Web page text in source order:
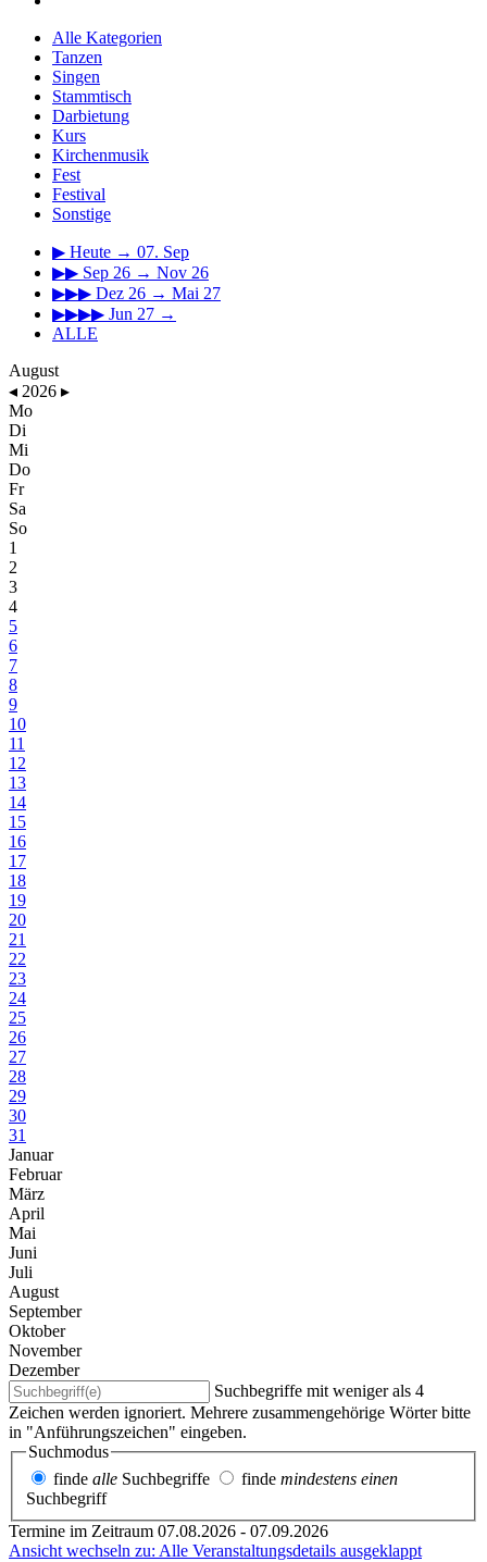
Alle Kategorien
Tanzen
Singen
Stammtisch
Darbietung
Kurs
Kirchenmusik
Fest
Festival
Sonstige
▶ Heute → 07. Sep
▶▶ Sep 26 → Nov 26
▶▶▶ Dez 26 → Mai 27
▶▶▶▶ Jun 27 →
ALLE
August
◂ 2026 ▸
Mo
Di
Mi
Do
Fr
Sa
So
1
2
3
4
5
6
7
8
9
10
11
12
13
14
15
16
17
18
19
20
21
22
23
24
25
26
27
28
29
30
31
Januar
Februar
März
April
Mai
Juni
Juli
August
September
Oktober
November
Dezember
Suchbegriffe mit weniger als 4
Zeichen werden ignoriert. Mehrere zusammengehörige Wörter bitte
in "Anführungszeichen" eingeben.
Suchmodus
finde alle Suchbegriffe finde mindestens einen
Suchbegriff
Termine im Zeitraum 07.08.2026 - 07.09.2026
Ansicht wechseln zu: Alle Veranstaltungsdetails ausgeklappt